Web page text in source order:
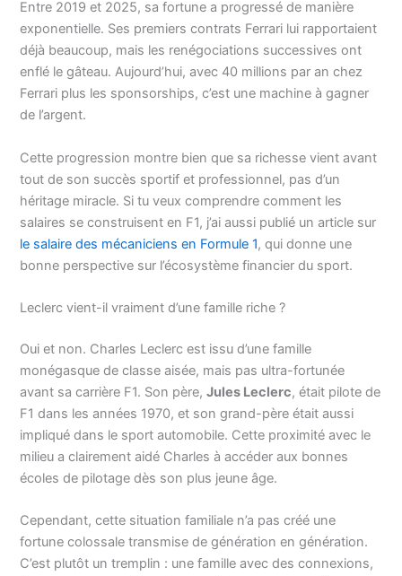
Entre 2019 et 2025, sa fortune a progressé de manière
exponentielle. Ses premiers contrats Ferrari lui rapportaient
déjà beaucoup, mais les renégociations successives ont
enflé le gâteau. Aujourd’hui, avec 40 millions par an chez
Ferrari plus les sponsorships, c’est une machine à gagner
de l’argent.
Cette progression montre bien que sa richesse vient avant
tout de son succès sportif et professionnel, pas d’un
héritage miracle. Si tu veux comprendre comment les
salaires se construisent en F1, j’ai aussi publié un article sur
le salaire des mécaniciens en Formule 1, qui donne une
bonne perspective sur l’écosystème financier du sport.
Leclerc vient-il vraiment d’une famille riche ?
Oui et non. Charles Leclerc est issu d’une famille
monégasque de classe aisée, mais pas ultra-fortunée
avant sa carrière F1. Son père,Jules Leclerc, était pilote de
F1 dans les années 1970, et son grand-père était aussi
impliqué dans le sport automobile. Cette proximité avec le
milieu a clairement aidé Charles à accéder aux bonnes
écoles de pilotage dès son plus jeune âge.
Cependant, cette situation familiale n’a pas créé une
fortune colossale transmise de génération en génération.
C’est plutôt un tremplin : une famille avec des connexions,